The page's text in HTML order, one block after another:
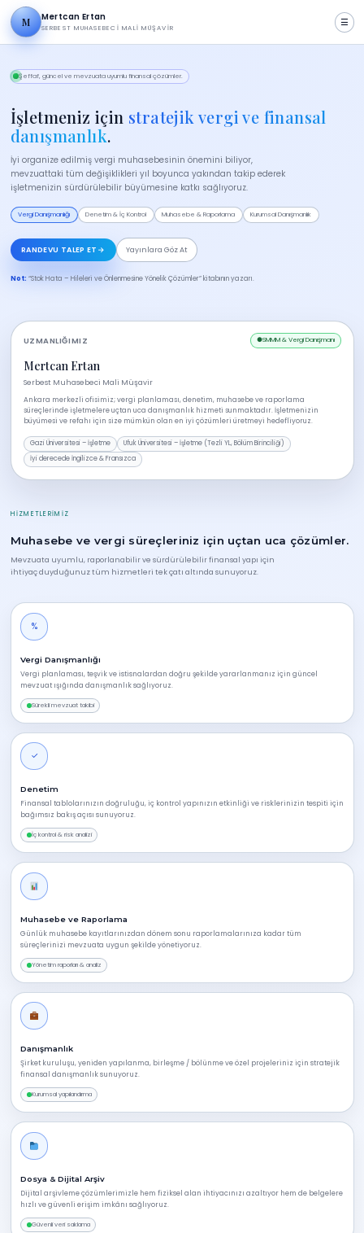
M Mertcan Ertan
SERBEST MUHASEBECI MALI MÜŞAVIR ☰
Şeffaf, güncel ve mevzuata uyumlu finansal çözümler.
İşletmeniz için stratejik vergi ve finansal
danışmanlık.
İyi organize edilmiş vergi muhasebesinin önemini biliyor,
mevzuattaki tüm değişiklikleri yıl boyunca yakından takip ederek
işletmenizin sürdürülebilir büyümesine katkı sağlıyoruz.
Vergi Danışmanlığı Denetim & İç Kontrol Muhasebe & Raporlama Kurumsal Danışmanlık
RANDEVU TALEP ET → Yayınlara Göz At
Not: “Stok Hata – Hileleri ve Önlenmesine Yönelik Çözümler” kitabının yazarı.
UZMANLIĞIMIZ ●SMMM & Vergi Danışmanı
Mertcan Ertan
Serbest Muhasebeci Mali Müşavir
Ankara merkezli ofisimiz; vergi planlaması, denetim, muhasebe ve raporlama
süreçlerinde işletmelere uçtan uca danışmanlık hizmeti sunmaktadır. İşletmenizin
büyümesi ve refahı için size mümkün olan en iyi çözümleri üretmeyi hedefliyoruz.
Gazi Üniversitesi – İşletme
Ufuk Üniversitesi – İşletme (Tezli YL, Bölüm Birinciliği)
İyi derecede İngilizce & Fransızca
HIZMETLERIMIZ
Muhasebe ve vergi süreçleriniz için uçtan uca çözümler.
Mevzuata uyumlu, raporlanabilir ve sürdürülebilir finansal yapı için
ihtiyaç duyduğunuz tüm hizmetleri tek çatı altında sunuyoruz.
%
Vergi Danışmanlığı
Vergi planlaması, teşvik ve istisnalardan doğru şekilde yararlanmanız için güncel
mevzuat ışığında danışmanlık sağlıyoruz.
Sürekli mevzuat takibi
✓
Denetim
Finansal tablolarınızın doğruluğu, iç kontrol yapınızın etkinliği ve risklerinizin tespiti için
bağımsız bakış açısı sunuyoruz.
İç kontrol & risk analizi
Muhasebe ve Raporlama
Günlük muhasebe kayıtlarınızdan dönem sonu raporlamalarınıza kadar tüm
süreçlerinizi mevzuata uygun şekilde yönetiyoruz.
Yönetim raporları & analiz
Danışmanlık
Şirket kuruluşu, yeniden yapılanma, birleşme / bölünme ve özel projeleriniz için stratejik
finansal danışmanlık sunuyoruz.
Kurumsal yapılandırma
Dosya & Dijital Arşiv
Dijital arşivleme çözümlerimizle hem fiziksel alan ihtiyacınızı azaltıyor hem de belgelere
hızlı ve güvenli erişim imkânı sağlıyoruz.
Güvenli veri saklama